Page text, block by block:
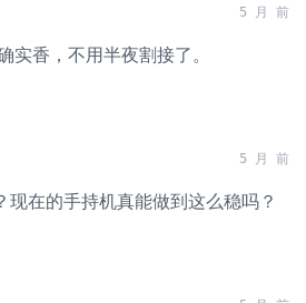
5 月 前
实香，不用半夜割接了。
5 月 前
在的手持机真能做到这么稳吗？